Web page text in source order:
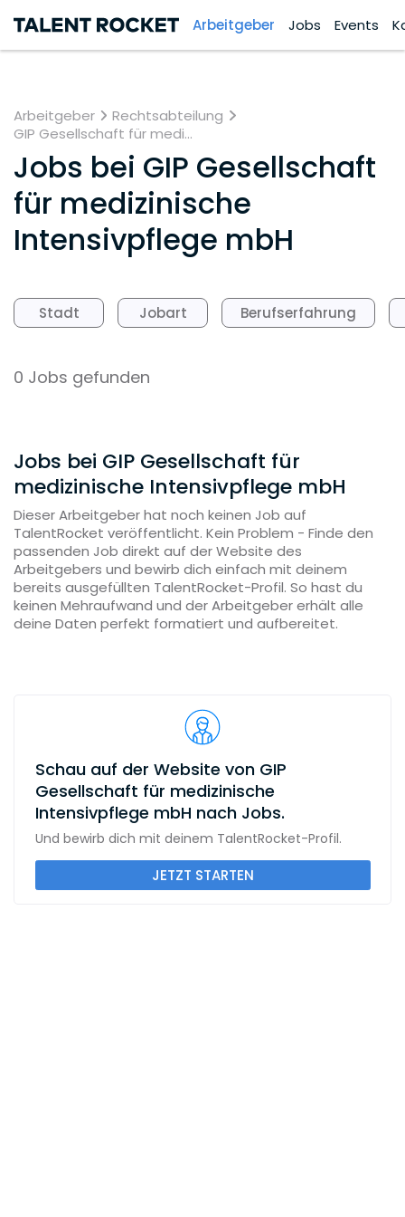
Arbeitgeber Jobs Events
Arbeitgeber
Rechtsabteilung
GIP Gesellschaft für medi...
Jobs bei GIP Gesellschaft
für medizinische
Intensivpflege mbH
Stadt Jobart Berufserfahrung
0 Jobs gefunden
Jobs bei GIP Gesellschaft für
medizinische Intensivpflege mbH
Dieser Arbeitgeber hat noch keinen Job auf
TalentRocket veröffentlicht. Kein Problem - Finde den
passenden Job direkt auf der Website des
Arbeitgebers und bewirb dich einfach mit deinem
bereits ausgefüllten TalentRocket-Profil. So hast du
keinen Mehraufwand und der Arbeitgeber erhält alle
deine Daten perfekt formatiert und aufbereitet.
Schau auf der Website von GIP
Gesellschaft für medizinische
Intensivpflege mbH nach Jobs.
Und bewirb dich mit deinem TalentRocket-Profil.
JETZT STARTEN